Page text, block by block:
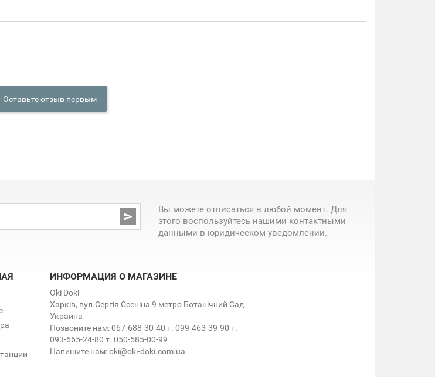
Оставьте отзыв первым

Вы можете отписаться в любой момент. Для
этого воспользуйтесь нашими контактными
данными в юридическом уведомлении.
ИНФОРМАЦИЯ О МАГАЗИНЕ
Oki Doki
Харків, вул.Сергія Єсеніна 9 метро Ботанічний Сад
Украина
Позвоните нам:067-688-30-40 т. 099-463-39-90 т.
093-665-24-80 т. 050-585-00-99
Напишите нам:oki@oki-doki.com.ua